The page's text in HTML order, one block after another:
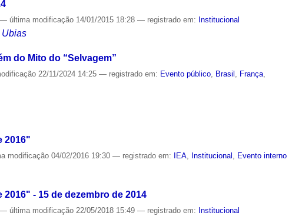
— última modificação 14/01/2015 18:28— registrado em: Institucional
Ubias
do Mito do “Selvagem”
22/11/2024 14:25— registrado em: Evento público, Brasil , França,
2016"
modificação 04/02/2016 19:30— registrado em: IEA Institucional Evento interno
- 15 de dezembro de 2014
— última modificação 22/05/2018 15:49— registrado em: Institucional